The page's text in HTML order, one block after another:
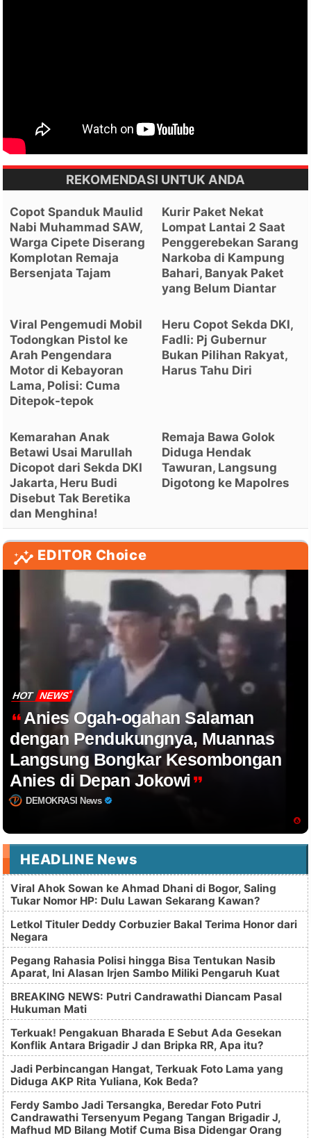
REKOMENDASI UNTUK ANDA
Copot Spanduk Maulid
Nabi Muhammad SAW,
Warga Cipete Diserang
Komplotan Remaja
Bersenjata Tajam
Kurir Paket Nekat
Lompat Lantai 2 Saat
Penggerebekan Sarang
Narkoba di Kampung
Bahari, Banyak Paket
yang Belum Diantar
Viral Pengemudi Mobil
Todongkan Pistol ke
Arah Pengendara
Motor di Kebayoran
Lama, Polisi: Cuma
Ditepok-tepok
Heru Copot Sekda DKI,
Fadli: Pj Gubernur
Bukan Pilihan Rakyat,
Harus Tahu Diri
Kemarahan Anak
Betawi Usai Marullah
Dicopot dari Sekda DKI
Jakarta, Heru Budi
Disebut Tak Beretika
dan Menghina!
Remaja Bawa Golok
Diduga Hendak
Tawuran, Langsung
Digotong ke Mapolres
EDITOR Choice
HOT NEWS
Anies Ogah-ogahan Salaman
dengan Pendukungnya, Muannas
Langsung Bongkar Kesombongan
Anies di Depan Jokowi
DEMOKRASI News
HEADLINE News
Viral Ahok Sowan ke Ahmad Dhani di Bogor, Saling
Tukar Nomor HP: Dulu Lawan Sekarang Kawan?
Letkol Tituler Deddy Corbuzier Bakal Terima Honor dari
Negara
Pegang Rahasia Polisi hingga Bisa Tentukan Nasib
Aparat, Ini Alasan Irjen Sambo Miliki Pengaruh Kuat
BREAKING NEWS: Putri Candrawathi Diancam Pasal
Hukuman Mati
Terkuak! Pengakuan Bharada E Sebut Ada Gesekan
Konflik Antara Brigadir J dan Bripka RR, Apa itu?
Jadi Perbincangan Hangat, Terkuak Foto Lama yang
Diduga AKP Rita Yuliana, Kok Beda?
Ferdy Sambo Jadi Tersangka, Beredar Foto Putri
Candrawathi Tersenyum Pegang Tangan Brigadir J,
Mafhud MD Bilang Motif Cuma Bisa Didengar Orang